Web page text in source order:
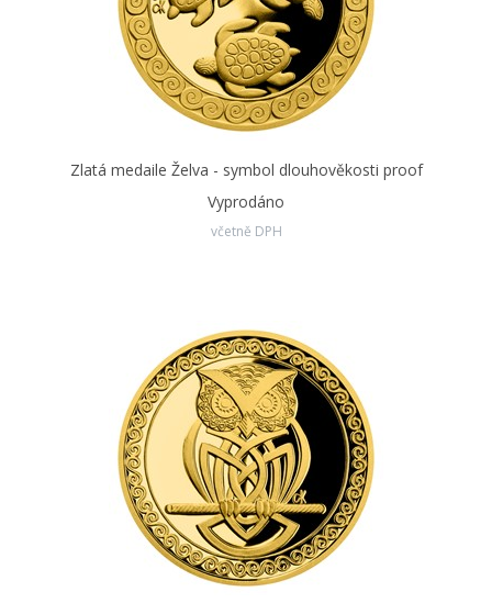
Zlatá medaile Želva - symbol dlouhověkosti proof
Vyprodáno
včetně DPH